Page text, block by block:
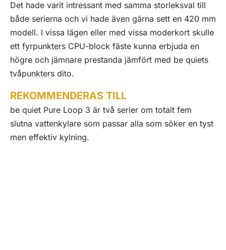
Det hade varit intressant med samma storleksval till
både serierna och vi hade även gärna sett en 420 mm
modell. I vissa lägen eller med vissa moderkort skulle
ett fyrpunkters CPU-block fäste kunna erbjuda en
högre och jämnare prestanda jämfört med be quiets
tvåpunkters dito.
REKOMMENDERAS TILL
be quiet Pure Loop 3 är två serier om totalt fem
slutna vattenkylare som passar alla som söker en tyst
men effektiv kylning.